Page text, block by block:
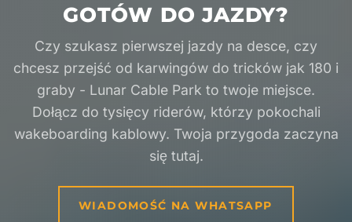
GOTÓW DO JAZDY?
Czy szukasz pierwszej jazdy na desce, czy
chcesz przejść od karwingów do tricków jak 180 i
graby - Lunar Cable Park to twoje miejsce.
Dołącz do tysięcy riderów, którzy pokochali
wakeboarding kablowy. Twoja przygoda zaczyna
się tutaj.
WIADOMOŚĆ NA WHATSAPP